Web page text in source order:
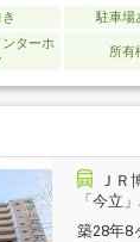
駐車場
ターホ
所有
ＪＲ
「今立
築28年8